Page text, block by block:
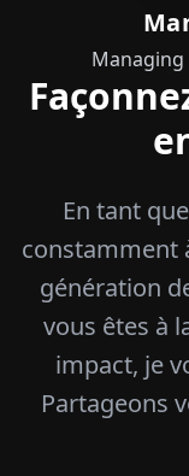
Managing
En tant
constamment
génération
vous êtes à
impact, je
Partageons